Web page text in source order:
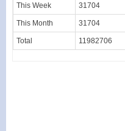
This Week 31704
This Month 31704
Total 11982706